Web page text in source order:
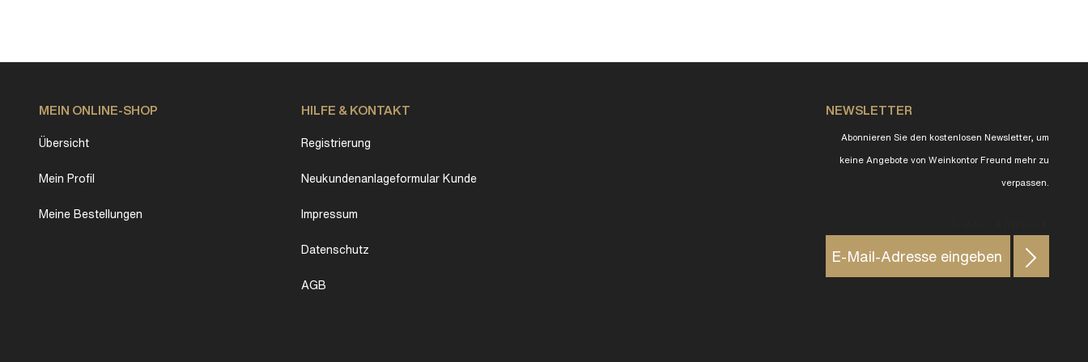
MEIN ONLINE-SHOP
Übersicht
Mein Profil
Meine Bestellungen
HILFE & KONTAKT
Registrierung
Neukundenanlageformular Kunde
Impressum
Datenschutz
AGB
NEWSLETTER
Abonnieren Sie den kostenlosen Newsletter, um
keine Angebote von Weinkontor Freund mehr zu
verpassen.